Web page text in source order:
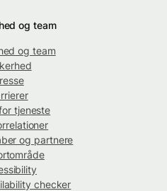
og team
og team
tjeneste
og partnere
checker